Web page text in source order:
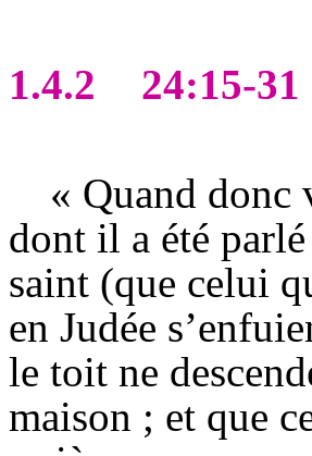
1.4.2 24:15-31
« Quand donc
dont il a été
saint (que celui
en Judée
le toit ne
maison ; et que